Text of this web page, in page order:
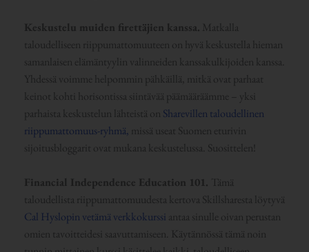
Keskustelu muiden firettäjien kanssa. Matkalla
taloudelliseen riippumattomuuteen on hyvä keskustella hieman
samanlaisen elämäntyylin valinneiden kanssakulkijoiden kanssa.
Yhdessä voimme helpommin pähkäillä, mitkä ovat parhaat
keinot kohti horisontissa siintävää päämääräämme – yksi
parhaista keskustelun lähteistä on Sharevillen taloudellinen
riippumattomuus-ryhmä, missä useat Suomen eturivin
sijoitusbloggarit ovat mukana keskustelussa. Suosittelen!
Financial Independence Education 101. Tämä
taloudellista riippumattomuudesta kertova Skillsharesta löytyvä
Cal Hyslopin vetämä verkkokurssi antaa sinulle oivan perustan
omien tavoitteidesi saavuttamiseen. Käytännössä tämä noin